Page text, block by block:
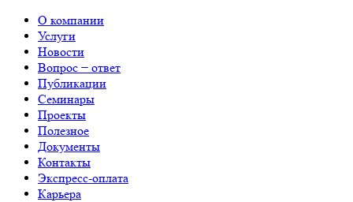
О компании
Услуги
Новости
Вопрос − ответ
Публикации
Семинары
Проекты
Полезное
Документы
Контакты
Экспресс-оплата
Карьера